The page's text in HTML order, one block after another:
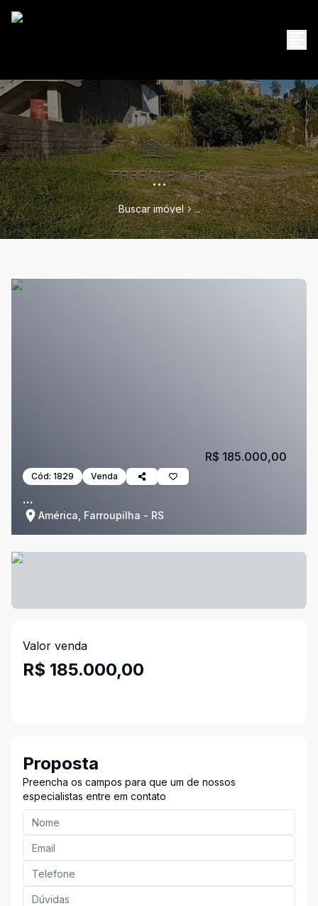
...
Buscar imóvel ...
Cód: 1829 Venda
...
América, Farroupilha - RS
R$ 185.000,00
Valor venda
R$ 185.000,00
Proposta
Preencha os campos para que um de nossos
especialistas entre em contato